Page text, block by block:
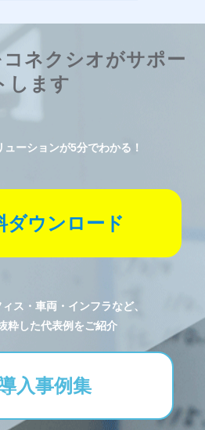
ネクシオがサポー
します
ューションが5分でわかる！
ダウンロード
ス・車両・インフラなど、
粋した代表例をご紹介
入事例集